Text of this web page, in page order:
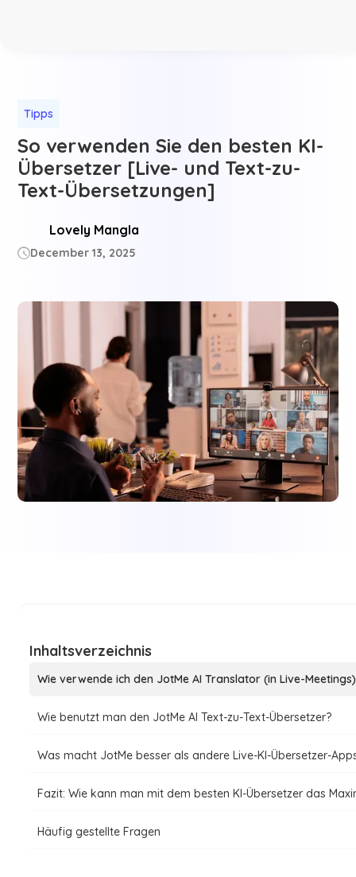
Tipps
So verwenden Sie den besten KI-
Übersetzer [Live- und Text-zu-
Text-Übersetzungen]
Lovely Mangla
December 13, 2025
Inhaltsverzeichnis
Wie verwende ich den JotMe AI Translator (in Live-
Wie benutzt man den JotMe AI Text-zu-Text-Übersetzer?
Was macht JotMe besser als andere Live-KI-Übersetzer-
Fazit: Wie kann man mit dem besten KI-Übersetzer das
​Häufig gestellte Fragen